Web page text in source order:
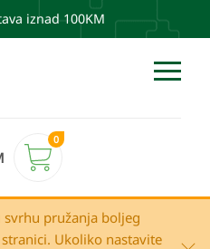
iznad 100KM
0
pružanja boljeg
Ukoliko nastavite